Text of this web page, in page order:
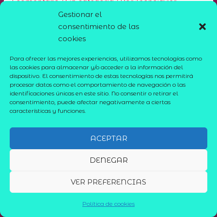
Gestionar el
consentimiento de las
cookies
Para ofrecer las mejores experiencias, utilizamos tecnologías como
las cookies para almacenar y/o acceder a la información del
dispositivo. El consentimiento de estas tecnologías nos permitirá
procesar datos como el comportamiento de navegación o las
identificaciones únicas en este sitio. No consentir o retirar el
consentimiento, puede afectar negativamente a ciertas
características y funciones.
ACEPTAR
DENEGAR
VER PREFERENCIAS
Política de cookies
Te damos la bienvenida a WordPress. Esta es tu
primera entrada. Edítala o bórrala, ¡luego empieza a
Aviso Legal
Política de Privacidad
Política de cookies (UE)
Copyright © 2026 ELITEDUCA